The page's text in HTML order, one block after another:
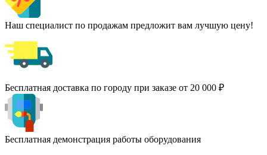
Наш специалист по продажам предложит вам лучшую цену!
Бесплатная доставка по городу при заказе от 20 000 ₽
Бесплатная демонстрация работы оборудования